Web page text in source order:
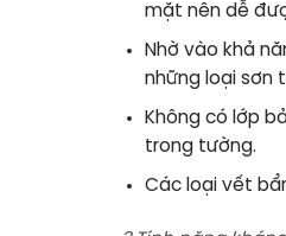
mặt nên dễ
Nhờ vào khả
những loại sơn
Không có lớp
trong tường.
Các loại vết